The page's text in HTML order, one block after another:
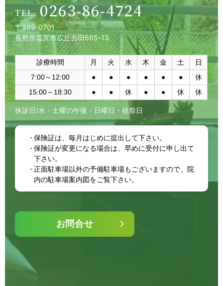
0263-86-4724
〒399-0701
長野県塩尻市広丘吉田665-13
診療時間 月 火 水 木 金 土
日
7:00～12:00
● ● ● ● ● ●
休
15:00～18:30
● ● 休 ● ● 休 休
休診日/水・土曜の午後・日曜日・祝祭日
保険証は、毎月はじめに提出して下さい。
保険証が変更になる場合は、早めに受付に申し出て
下さい。
正面駐車場以外の予備駐車場もございますので、院
内の駐車場案内図をご覧下さい。
お問合せ